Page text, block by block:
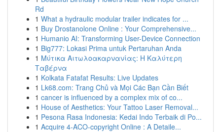
Rd
1 What a hydraulic modular trailer indicates for ...
1 Buy Drostanolone Online : Your Comprehensive...
1 Humanio AI: Transforming User-Device Connection
1 Big777: Lokasi Prima untuk Pertaruhan Anda
1 Μύτικα Αιτωλοακαρνανίας: Η Καλύτερη
Ταβέρνα
1 Kolkata Fatafat Results: Live Updates
1 Lk68.com: Trang Chủ và Mọi Các Bạn Cần Biết
1 cancer is influenced by a complex mix of co...
1 House of Aesthetics: Your Tattoo Laser Removal...
1 Pesona Rasa Indonesia: Kedai Indo Terbaik di Po...
1 Acquire 4-ACO-copyright Online : A Detaile...